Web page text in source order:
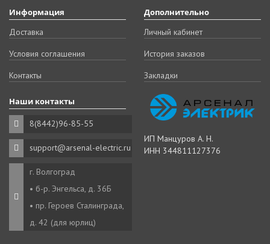
Информация
Доставка
Условия соглашения
Контакты
Дополнительно
Личный кабинет
История заказов
Закладки
Наши контакты
8(8442)96-85-55
support@arsenal-electric.ru
г. Волгоград
• б-р. Энгельса, д. 36Б
• пр. Героев Сталинграда,
д. 42 (для юрлиц)
ИП Манцуров А. Н.
ИНН 344811127376